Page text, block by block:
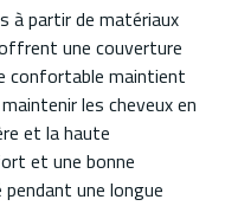
à partir de matériaux
une couverture
confortable maintient
les cheveux en
et la haute
et une bonne
une longue